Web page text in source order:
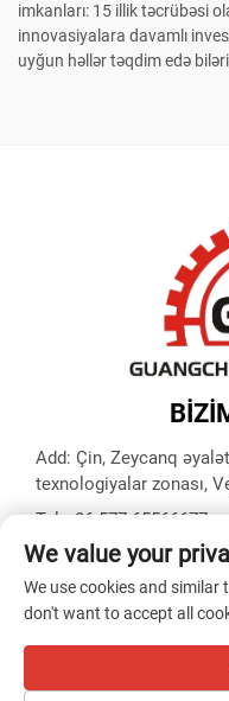
imkanları: 15 illik təcrübəsi
innovasiyalara davamlı
uyğun həllər təqdim edə
Add: Çin, Zeycanq
texnologiyalar zonası,
Tel:+86-577-65566677
E-mail: [email protected]
CO.
We value your
We use cookies and
don't want to accept all